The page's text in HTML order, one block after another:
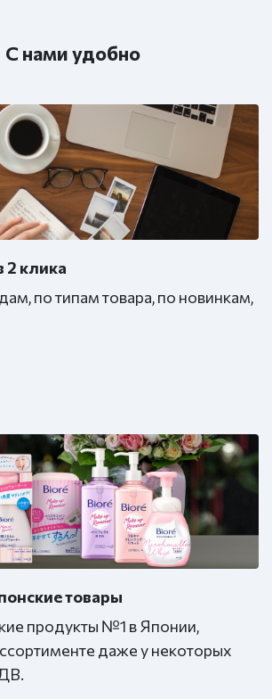
С нами удобно
2 клика
по типам товара, по новинкам,
товары
продукты №1 в Японии,
даже у некоторых